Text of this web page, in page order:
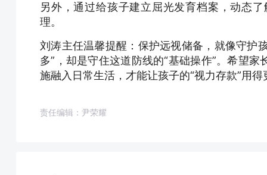
另外，通过给孩子建立屈光发育档案，动态
理。
刘涛主任温馨提醒：保护远视储备，就像守护
多”，却是守住这道防线的“基础操作”。希望
施融入日常生活，才能让孩子的“视力存款”用
责任编辑：尹荣耀